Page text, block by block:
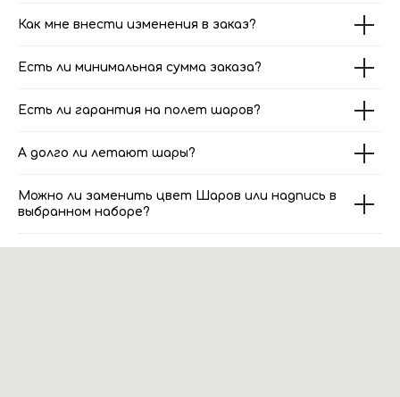
Как мне внести изменения в заказ?
Есть ли минимальная сумма заказа?
Есть ли гарантия на полет шаров?
А долго ли летают шары?
Можно ли заменить цвет Шаров или надпись в
выбранном наборе?